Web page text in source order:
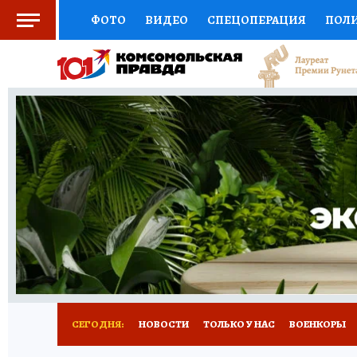
ФОТО ВИДЕО СПЕЦОПЕРАЦИЯ
СОЦПОДДЕРЖКА НАУКА СПОРТ
ВЫБОР ЭКСПЕРТОВ ДОКТОР
КНИЖНАЯ ПОЛКА ПРОГНОЗЫ НА СПОРТ
ПРЕСС-ЦЕНТР НЕДВИЖИМОСТЬ
РАДИО КП РЕКЛАМА ТЕСТЫ НОВОЕ
СЕГОДНЯ: НОВОСТИ ТОЛЬКО У НАС ВОЕНКОРЫ